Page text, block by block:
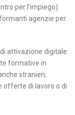
per l’impiego).
agenzie per
attivazione digitale
formative in
stranieri,
offerte di lavoro o di